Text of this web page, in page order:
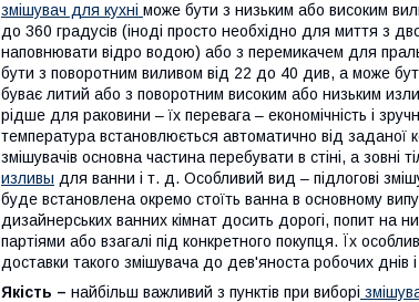
змішувач для кухні може бути з низьким або високим
до 360 градусів (іноді просто необхідно для миття з
наповнювати відро водою) або з перемикачем для
бути з поворотним виливом від 22 до 40 див, а може
буває литий або з поворотним високим або низьким
рідше для раковини – їх перевага – економічність і
температура встановлюється автоматично від заданої
змішувачів основна частина перебувати в стіні, а
изливы для ванни і т. д. Особливий вид – підлогові
буде встановлена окремо стоїть ванна в основному
дизайнерських ванних кімнат досить дорогі, попит на
партіями або взагалі під конкретного покупця. Їх
доставки такого змішувача до дев'яноста робочих днів
Якість – найбільш важливий з пунктів при виборі